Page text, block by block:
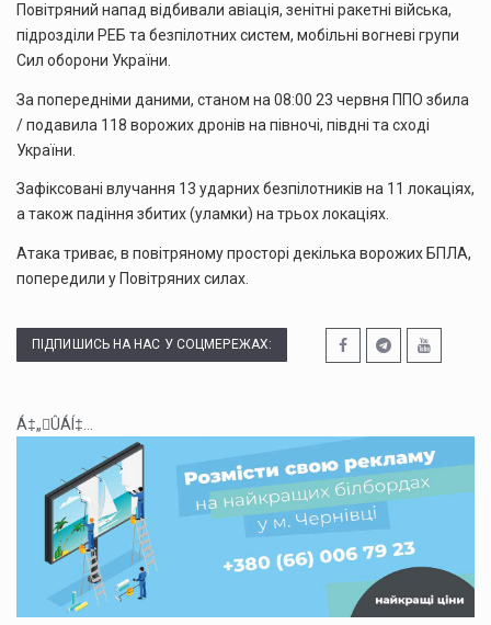
Повітряний напад відбивали авіація, зенітні ракетні війська,
підрозділи РЕБ та безпілотних систем, мобільні вогневі групи
Сил оборони України.
За попередніми даними, станом на 08:00 23 червня ППО збила
/ подавила 118 ворожих дронів на півночі, півдні та сході
України.
Зафіксовані влучання 13 ударних безпілотників на 11 локаціях,
а також падіння збитих (уламки) на трьох локаціях.
Атака триває, в повітряному просторі декілька ворожих БПЛА,
попередили у Повітряних силах.
ПІДПИШИСЬ НА НАС У СОЦМЕРЕЖАХ:
Á‡„ÛÁÍ‡...